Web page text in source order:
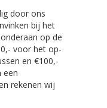
door ons
bij het
op de
voor het op-
en €100,-
een
rekenen wij